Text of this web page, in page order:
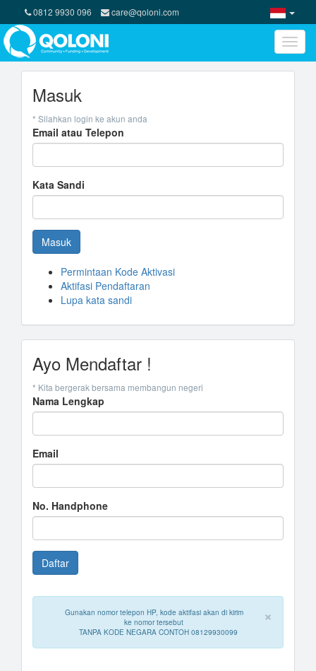
0812 9930 096 care@qoloni.com
Toggle
Masuk
* Silahkan login ke akun anda
Email atau Telepon
Kata Sandi
Masuk
Permintaan Kode Aktivasi
Aktifasi Pendaftaran
Lupa kata sandi
Ayo Mendaftar !
* Kita bergerak bersama membangun negeri
Nama Lengkap
Email
No. Handphone
×
Gunakan nomor telepon HP, kode aktifasi akan di kirim
ke nomor tersebut
TANPA KODE NEGARA CONTOH 08129930099